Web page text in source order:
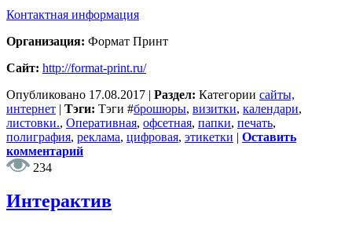
Контактная информация
Организация: Формат Принт
Сайт: http://format-print.ru/
Опубликовано 17.08.2017 | Раздел: Категории сайты,
интернет | Тэги: Тэги #брошюры, визитки, календари,
листовки., Оперативная, офсетная, папки, печать,
полиграфия, реклама, цифровая, этикетки | Оставить
комментарий
234
Интерактив